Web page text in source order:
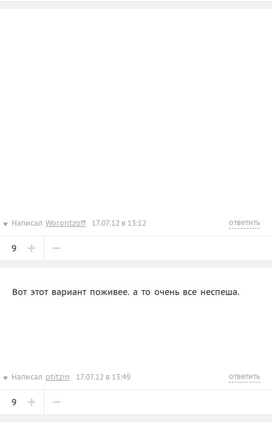
Написал Worontzoff 17.07.12 в 13:12 ответить
9
Вот этот вариант поживее. а то очень все неспеша.
Написал ptitzin 17.07.12 в 13:49 ответить
9